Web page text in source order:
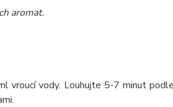
aromat.
vroucí vody. Louhujte 5-7 minut